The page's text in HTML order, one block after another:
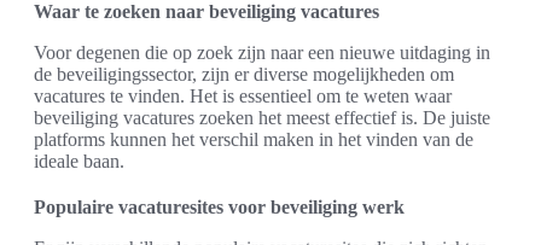
Waar te zoeken naar beveiliging vacatures
Voor degenen die op zoek zijn naar een nieuwe uitdaging in
de beveiligingssector, zijn er diverse mogelijkheden om
vacatures te vinden. Het is essentieel om te weten waar
beveiliging vacatures zoeken het meest effectief is. De juiste
platforms kunnen het verschil maken in het vinden van de
ideale baan.
Populaire vacaturesites voor beveiliging werk